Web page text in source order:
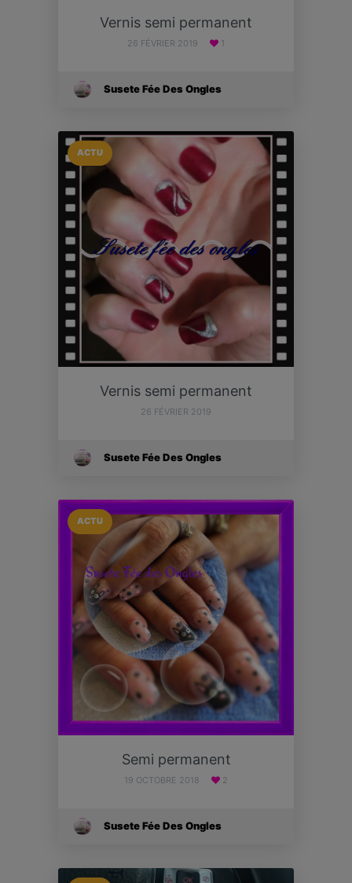
Vernis semi permanent
26 FÉVRIER 2019 1
Susete Fée Des Ongles
ACTU
Vernis semi permanent
26 FÉVRIER 2019
Susete Fée Des Ongles
ACTU
Semi permanent
19 OCTOBRE 2018 2
Susete Fée Des Ongles